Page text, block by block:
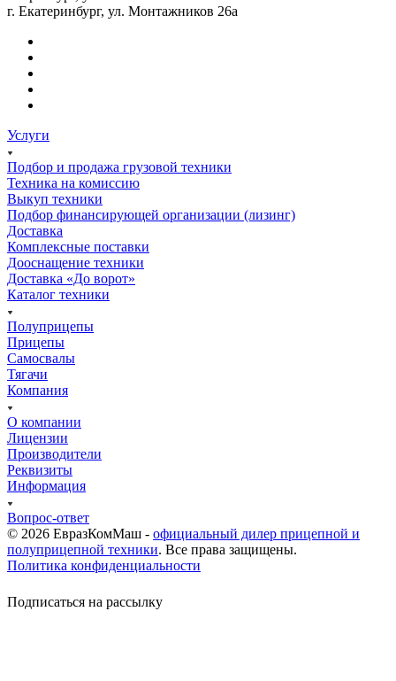
г. Екатеринбург, ул. Монтажников 26а
Услуги
Подбор и продажа грузовой техники
Техника на комиссию
Выкуп техники
Подбор финансирующей организации (лизинг)
Доставка
Комплексные поставки
Дооснащение техники
Доставка «До ворот»
Каталог техники
Полуприцепы
Прицепы
Самосвалы
Тягачи
Компания
О компании
Лицензии
Производители
Реквизиты
Информация
Вопрос-ответ
© 2026 ЕвразКомМаш - официальный дилер прицепной и
полуприцепной техники. Все права защищены.
Политика конфиденциальности
Подписаться на рассылку